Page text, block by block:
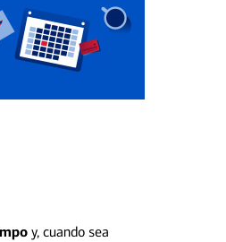
y, cuando sea